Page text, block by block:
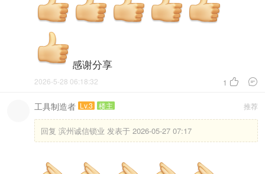
感谢分享
1  
2026-5-28 06:18:32
推荐
工具制造者 Lv.3 楼主
回复 滨州诚信锁业 发表于 2026-05-27 07:17